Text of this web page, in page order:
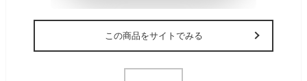
この商品をサイトでみる